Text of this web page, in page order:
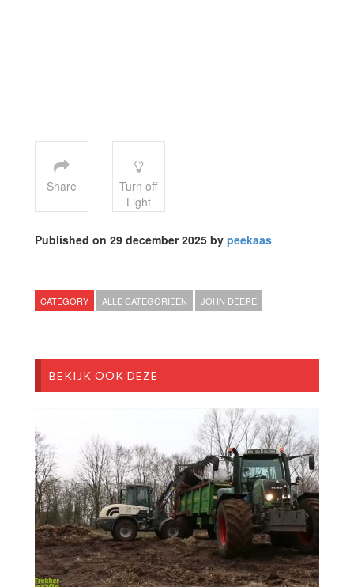
Share
Turn off
Light
Published on 29 december 2025 by peekaas
CATEGORY ALLE CATEGORIEËN JOHN DEERE
BEKIJK OOK DEZE